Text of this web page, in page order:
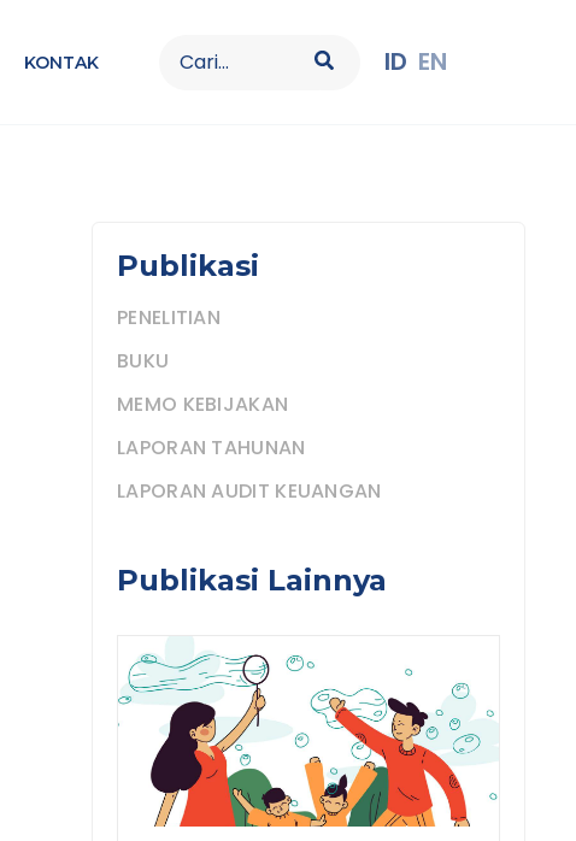
KONTAK
Search
for:
ID EN
Publikasi
PENELITIAN
BUKU
MEMO KEBIJAKAN
LAPORAN TAHUNAN
LAPORAN AUDIT KEUANGAN
Publikasi Lainnya